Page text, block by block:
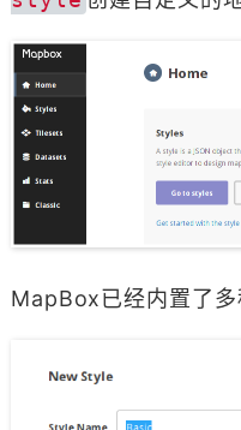
MapBox已经内置了多